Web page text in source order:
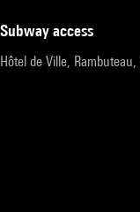
subway access
Hôtel de Ville,